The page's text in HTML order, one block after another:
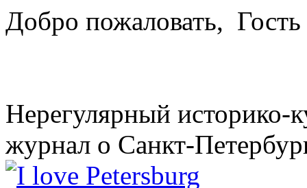
Добро пожаловать, Гость
Нерегулярный историко-
журнал о Санкт-